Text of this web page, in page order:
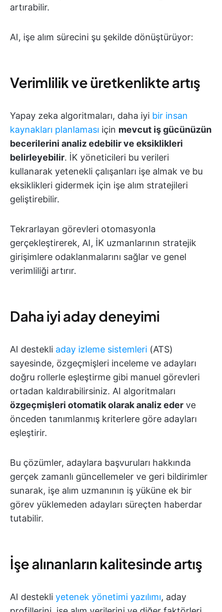
artırabilir.
AI, işe alım sürecini şu şekilde dönüştürüyor:
Verimlilik ve üretkenlikte artış
Yapay zeka algoritmaları, daha iyi bir insan
kaynakları planlaması için mevcut iş gücünüzün
becerilerini analiz edebilir ve eksiklikleri
belirleyebilir. İK yöneticileri bu verileri
kullanarak yetenekli çalışanları işe almak ve bu
eksiklikleri gidermek için işe alım stratejileri
geliştirebilir.
Tekrarlayan görevleri otomasyonla
gerçekleştirerek, AI, İK uzmanlarının stratejik
girişimlere odaklanmalarını sağlar ve genel
verimliliği artırır.
Daha iyi aday deneyimi
AI destekli aday izleme sistemleri (ATS)
sayesinde, özgeçmişleri inceleme ve adayları
doğru rollerle eşleştirme gibi manuel görevleri
ortadan kaldırabilirsiniz. AI algoritmaları
özgeçmişleri otomatik olarak analiz eder ve
önceden tanımlanmış kriterlere göre adayları
eşleştirir.
Bu çözümler, adaylara başvuruları hakkında
gerçek zamanlı güncellemeler ve geri bildirimler
sunarak, işe alım uzmanının iş yüküne ek bir
görev yüklemeden adayları süreçten haberdar
tutabilir.
İşe alınanların kalitesinde artış
AI destekli yetenek yönetimi yazılımı, aday